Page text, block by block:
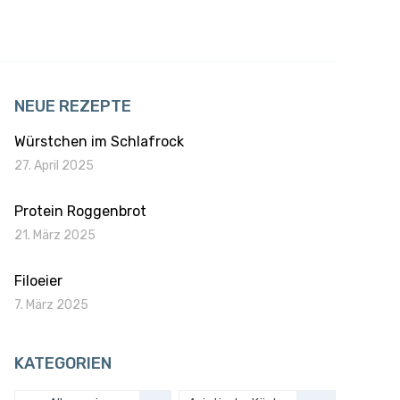
NEUE REZEPTE
Würstchen im Schlafrock
27. April 2025
Protein Roggenbrot
21. März 2025
Filoeier
7. März 2025
KATEGORIEN